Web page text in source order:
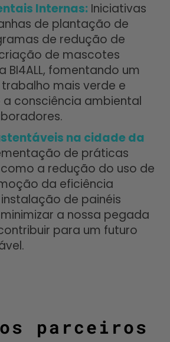
Internas: Iniciativas
de plantação de
de redução de
de mascotes
BI4ALL, fomentando um
mais verde e
consciência ambiental
na cidade da
de práticas
a redução do uso de
da eficiência
de painéis
a nossa pegada
para um futuro
parceiros